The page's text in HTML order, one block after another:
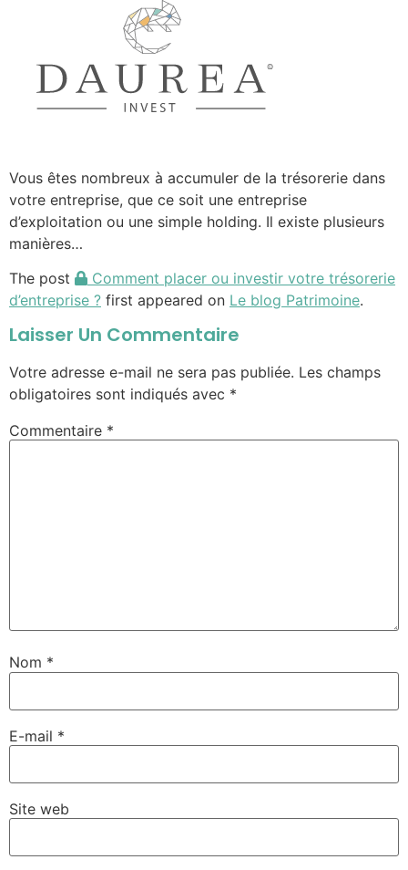
Vous êtes nombreux à accumuler de la trésorerie dans
votre entreprise, que ce soit une entreprise
d’exploitation ou une simple holding. Il existe plusieurs
manières…
The post
Comment placer ou investir votre trésorerie
d’entreprise ? first appeared on Le blog Patrimoine.
Laisser Un Commentaire
Votre adresse e-mail ne sera pas publiée. Les champs
obligatoires sont indiqués avec *
Commentaire *
Nom *
E-mail *
Site web